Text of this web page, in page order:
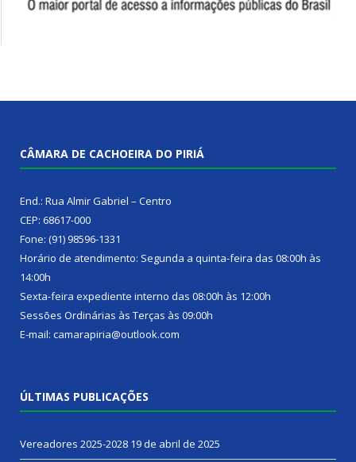
CÂMARA DE CACHOEIRA DO PIRIÁ
End.: Rua Almir Gabriel – Centro
CEP: 68617-000
Fone: (91) 98596-1331
Horário de atendimento: Segunda a quinta-feira das 08:00h às
14:00h
Sexta-feira expediente interno das 08:00h às 12:00h
Sessões Ordinárias às Terças às 09:00h
E-mail: camarapiria@outlook.com
ÚLTIMAS PUBLICAÇÕES
Vereadores 2025-2028 19 de abril de 2025